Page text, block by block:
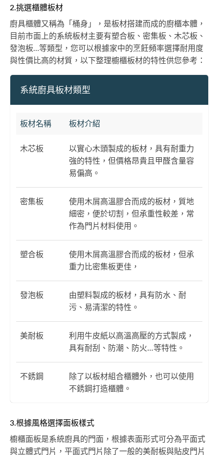
2.挑選櫃體板材
廚具櫃體又稱為「桶身」，是板材搭建而成的廚櫃本體，
目前市面上的系統板材主要有塑合板、密集板、木芯板、
發泡板…等類型，您可以根據家中的烹飪頻率選擇耐用度
與性價比高的材質，以下整理櫥櫃板材的特性供您參考：
系統廚具板材類型
板材名稱 板材介紹
木芯板
以實心木頭製成的板材，具有耐重力
強的特性，但價格昂貴且甲醛含量容
易偏高。
密集板
使用木屑高溫膠合而成的板材，質地
細密，便於切割，但承重性較差，常
作為門片材料使用。
塑合板
使用木屑高溫膠合而成的板材，但承
重力比密集板更佳，
發泡板
由塑料製成的板材，具有防水、耐
污、易清潔的特性。
美耐板
利用牛皮紙以高溫高壓的方式製成，
具有耐刮、防潮、防火…等特性。
不銹鋼
除了以板材組合櫃體外，也可以使用
不銹鋼打造櫃體。
3.根據風格選擇面板樣式
櫥櫃面板是系統廚具的門面，根據表面形式可分為平面式
與立體式門片，平面式門片除了一般的美耐板與貼皮門片